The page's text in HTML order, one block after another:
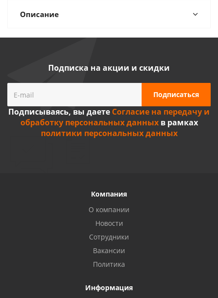
Описание
Подписка на акции и скидки
Подписываясь, вы даете Согласие на передачу и
обработку персональных данныхв рамках
политики персональных данных
Компания
О компании
Новости
Сотрудники
Вакансии
Политика
Информация